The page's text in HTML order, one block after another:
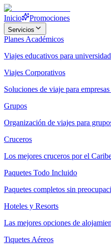
Inicio Promociones
Servicios
Planes Académicos
Viajes educativos para
Viajes Corporativos
Soluciones de viaje para
Grupos
Organización de viajes para
Cruceros
Los mejores cruceros por el
Paquetes Todo Incluido
Paquetes completos sin
Hoteles y Resorts
Las mejores opciones de
Tiquetes Aéreos